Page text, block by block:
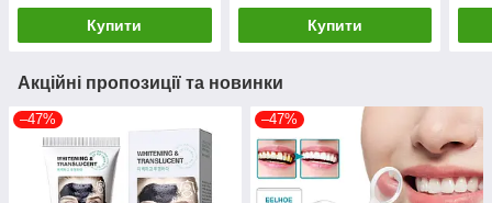
Купити Купити
Акційні пропозиції та новинки
–47% –47%